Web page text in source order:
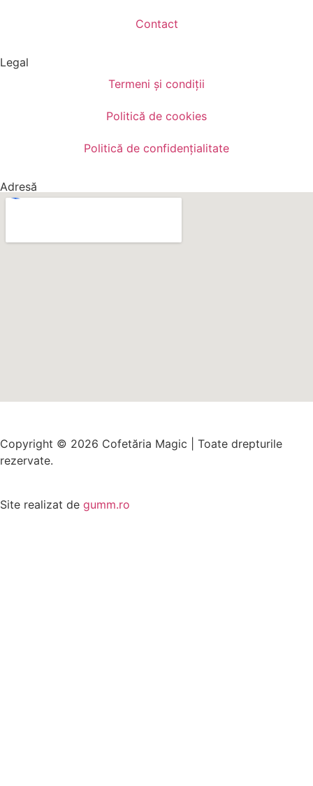
Contact
Legal
Termeni și condiții
Politică de cookies
Politică de confidențialitate
Adresă
Copyright © 2026 Cofetăria Magic | Toate drepturile
rezervate.
Site realizat de gumm.ro